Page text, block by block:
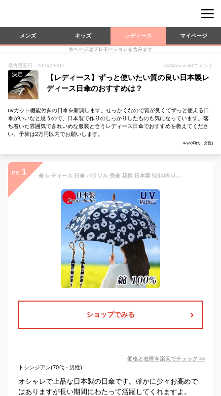
メンズ キッズ レディース マイページ
本ページはプロモーションを含みます
最終更新日：2024/08/07 7484View 40 コメント
決定
【レディース】ずっと使いたい質の良い日本製レ
ディース日傘のおすすめは？
uvカット機能付きの日傘を新調します。せっかくなので質が良くてずっと使える日
傘がいいなと思うので、日本製で作りのしっかりしたものも気になっています。落
ち着いた雰囲気できれいめな服装と合うレディース日傘でおすすめを教えてくださ
い。予算は2万円以内でお願いします。
a-yo(40代・女性)
no. 1 傘 レディース 日傘 パラソル 長傘 花柄 日本製 521405 UV防止 かわいい おしゃれ 女性用 和調プリント 和柄 綿100％ ヤング 手捺染 ギフト ラッピング ブラック ネイビー 和装 手開き 国産
ショップでみる
価格と在庫を楽天でチェック >>
トシンジアン(70代・男性)
オシャレで上品な日本製の日傘です。確かに少々お高めで
はありますが長い期間にわたって活躍してくれますよ。